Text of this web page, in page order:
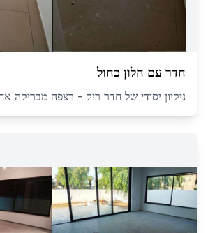
חדר עם חלון כחול
ניקיון יסודי של חדר ריק - רצפה מבריקה